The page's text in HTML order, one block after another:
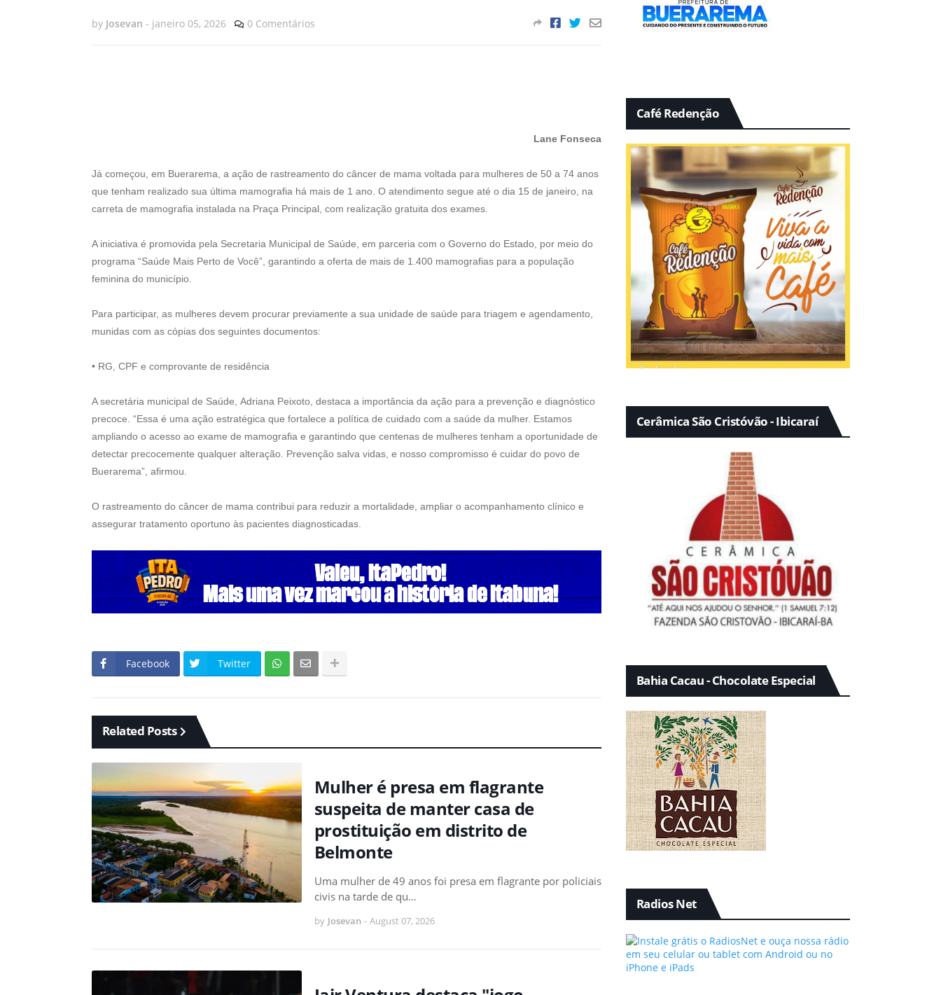
by Josevan - janeiro 05, 2026 0 Comentários
Lane Fonseca
Já começou, em Buerarema, a ação de rastreamento do câncer de mama voltada para mulheres de 50 a 74 anos
que tenham realizado sua última mamografia há mais de 1 ano. O atendimento segue até o dia 15 de janeiro, na
carreta de mamografia instalada na Praça Principal, com realização gratuita dos exames.
A iniciativa é promovida pela Secretaria Municipal de Saúde, em parceria com o Governo do Estado, por meio do
programa “Saúde Mais Perto de Você”, garantindo a oferta de mais de 1.400 mamografias para a população
feminina do município.
Para participar, as mulheres devem procurar previamente a sua unidade de saúde para triagem e agendamento,
munidas com as cópias dos seguintes documentos:
• RG, CPF e comprovante de residência
A secretária municipal de Saúde, Adriana Peixoto, destaca a importância da ação para a prevenção e diagnóstico
precoce. “Essa é uma ação estratégica que fortalece a política de cuidado com a saúde da mulher. Estamos
ampliando o acesso ao exame de mamografia e garantindo que centenas de mulheres tenham a oportunidade de
detectar precocemente qualquer alteração. Prevenção salva vidas, e nosso compromisso é cuidar do povo de
Buerarema”, afirmou.
O rastreamento do câncer de mama contribui para reduzir a mortalidade, ampliar o acompanhamento clínico e
assegurar tratamento oportuno às pacientes diagnosticadas.
Facebook Twitter
Related Posts
Mulher é presa em flagrante
suspeita de manter casa de
prostituição em distrito de
Belmonte
Uma mulher de 49 anos foi presa em flagrante por policiais
civis na tarde de qu…
by Josevan - August 07, 2026
Café Redenção
Cerâmica São Cristóvão - Ibicaraí
Bahia Cacau - Chocolate Especial
Radios Net